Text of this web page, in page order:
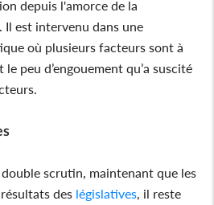
depuis l'amorce de la
Il est intervenu dans une
où plusieurs facteurs sont à
peu d’engouement qu’a suscité
scrutin, maintenant que les
des législatives, il reste